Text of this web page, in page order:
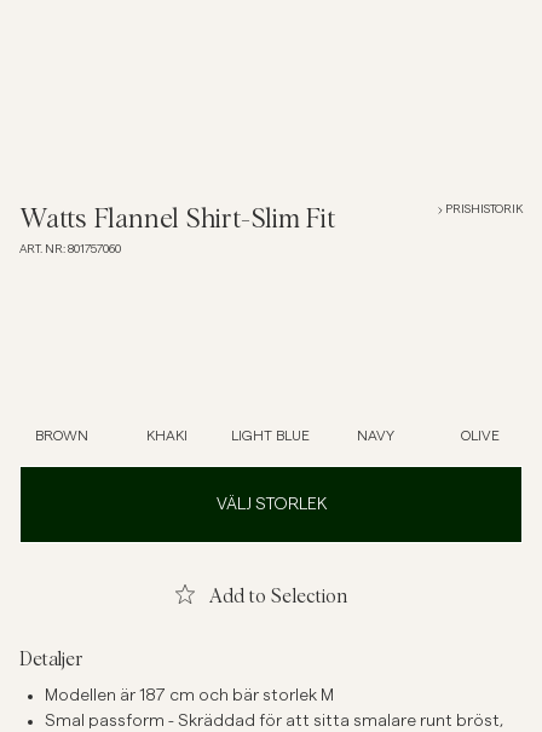
Skjortor
T-shirts
Underkläder
Watts Flannel Shirt-Slim Fit
ART. NR: 801757060
PRISHISTORIK
BROWN KHAKI LIGHT BLUE NAVY OLIVE
VÄLJ STORLEK
Add to Selection
Detaljer
Modellen är 187 cm och bär storlek M
Smal passform - Skräddad för att sitta smalare runt bröst,